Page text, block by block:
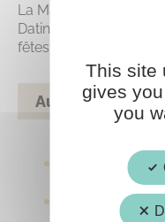
La Maison de la petite
Dating, samedi 20 juin
fêtes !
Au programme
Rencontrez
Echangez
This site
gives
you